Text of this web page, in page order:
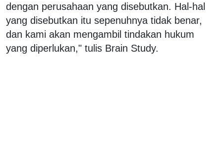
dengan perusahaan yang disebutkan. Hal-hal
yang disebutkan itu sepenuhnya tidak benar,
dan kami akan mengambil tindakan hukum
yang diperlukan," tulis Brain Study.